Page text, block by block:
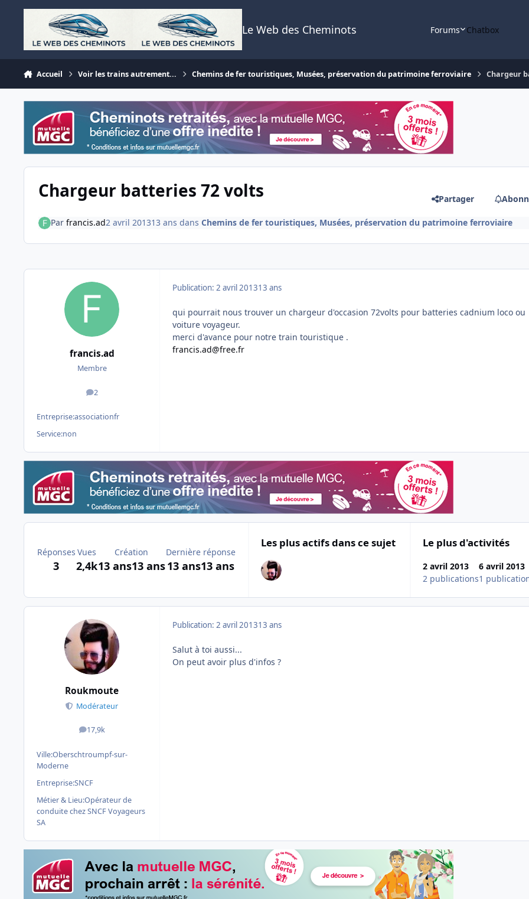
Aller au contenu
Le Web des Cheminots Forums Chatbox
Accueil Voir les trains autrement... Chemins de fer touristiques, Musées, préservation du patrimoine ferroviaire Chargeur
Chargeur batteries 72 volts Partager
Par francis.ad2 avril 201313 ans dans Chemins de fer touristiques, Musées, préservation du patrimoine ferroviaire
francis.ad
Membre
2
messages
Entreprise:associationfr
Service:non
Publication: 2 avril 201313 ans
qui pourrait nous trouver un chargeur d'occasion 72volts pour batteries cadnium loco ou
voiture voyageur.
merci d'avance pour notre train touristique .
francis.ad@free.fr
Réponses
3
Vues
2,4k
Création
13 ans13 ans
Dernière réponse
13 ans13 ans
Les plus actifs dans ce sujet Le plus d'activités
2 avril 2013
2 publications
6 avril 2013
1
Roukmoute
Modérateur
17,9k
messages
Ville:Oberschtroumpf-sur-
Moderne
Entreprise:SNCF
Métier & Lieu:Opérateur de
conduite chez SNCF Voyageurs
SA
Publication: 2 avril 201313 ans
Salut à toi aussi...
On peut avoir plus d'infos ?